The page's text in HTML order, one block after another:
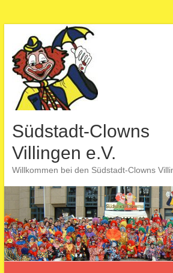
springen
Südstadt-Clowns
Villingen e.V.
Willkommen bei den Südstadt-Clowns